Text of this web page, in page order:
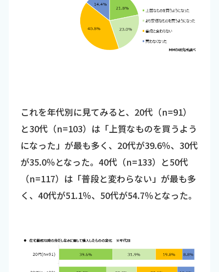
これを年代別に見てみると、20代（n=91）
と30代（n=103）は「上質なものを買うよう
になった」が最も多く、20代が39.6％、30代
が35.0％となった。40代（n=133）と50代
（n=117）は「普段と変わらない」が最も多
く、40代が51.1％、50代が54.7％となった。